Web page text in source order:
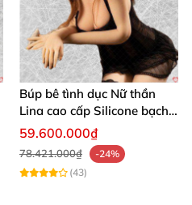
Búp bê tình dục Nữ thần
Lina cao cấp Silicone bạch
kim chính hãng
59.600.000₫
78.421.000₫
-24%
(43)